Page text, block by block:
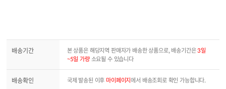
배송기간 본 상품은 해당지역 판매자가 배송한 상품으로, 배송기간은3일
~5일 가량소요될 수 있습니다
배송확인 국제 발송된 이후 마이페이지에서 배송조회로 확인 가능합니다.